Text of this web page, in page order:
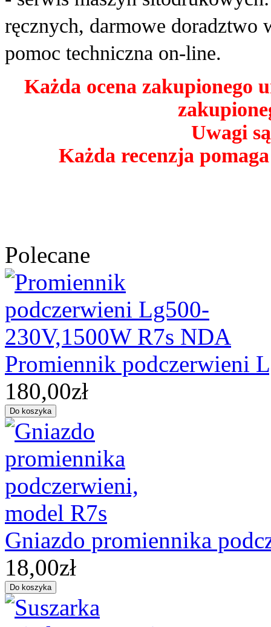
ręcznych, darmowe doradztwo
pomoc techniczna on-line.
Każda ocena zakupionego
Uwagi
Każda recenzja
Polecane
Promiennik podczerwieni
180,00zł
Gniazdo promiennika
18,00zł